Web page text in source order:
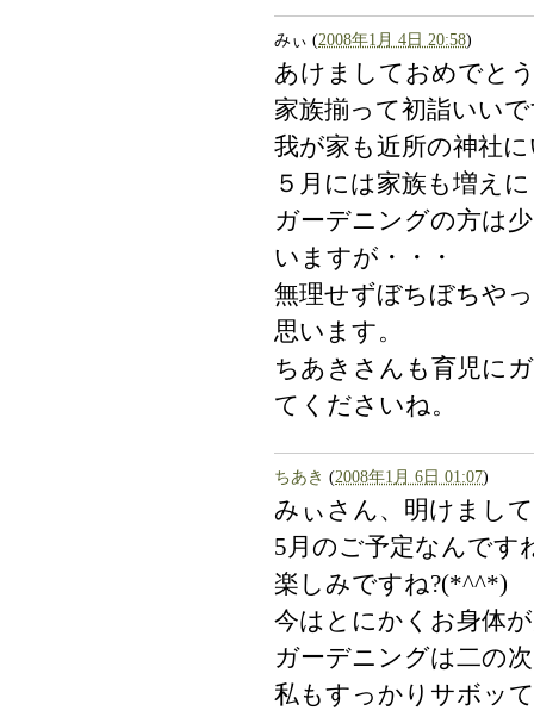
みぃ (2008年1月 4日 20:58)
あけましておめでと
家族揃って初詣いい
我が家も近所の神社
５月には家族も増え
ガーデニングの方は
いますが・・・
無理せずぼちぼちや
思います。
ちあきさんも育児に
てくださいね。
ちあき (2008年1月 6日 01:07)
みぃさん、明けまし
5月のご予定なんです
楽しみですね?(*^^*)
今はとにかくお身体
ガーデニングは二の
私もすっかりサボッ